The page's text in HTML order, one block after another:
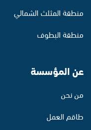
منطقة المثلث الشمالي
منطقة البطوف
عن المؤسسة
من نحن
طاقم العمل